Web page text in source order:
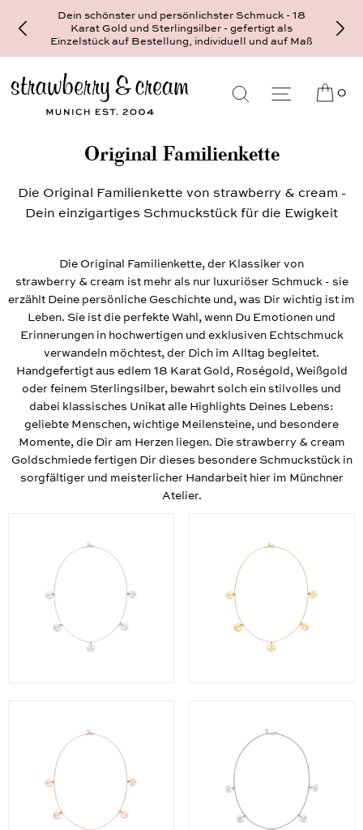
Dein schönster und persönlichster Schmuck - 18
Karat Gold und Sterlingsilber - gefertigt als
Einzelstück auf Bestellung, individuell und auf Maß
0
Original Familienkette
Die Original Familienkette von strawberry & cream -
Dein einzigartiges Schmuckstück für die Ewigkeit
Die Original Familienkette, der Klassiker von
strawberry & cream ist mehr als nur luxuriöser Schmuck - sie
erzählt Deine persönliche Geschichte und, was Dir wichtig ist im
Leben. Sie ist die perfekte Wahl, wenn Du Emotionen und
Erinnerungen in hochwertigen und exklusiven Echtschmuck
verwandeln möchtest, der Dich im Alltag begleitet.
Handgefertigt aus edlem 18 Karat Gold, Roségold, Weißgold
oder feinem Sterlingsilber, bewahrt solch ein stilvolles und
dabei klassisches Unikat alle Highlights Deines Lebens:
geliebte Menschen, wichtige Meilensteine, und besondere
Momente, die Dir am Herzen liegen. Die strawberry & cream
Goldschmiede fertigen Dir dieses besondere Schmuckstück in
sorgfältiger und meisterlicher Handarbeit hier im Münchner
Atelier.